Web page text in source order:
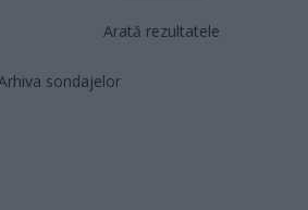
Arată rezultatele
sondajelor